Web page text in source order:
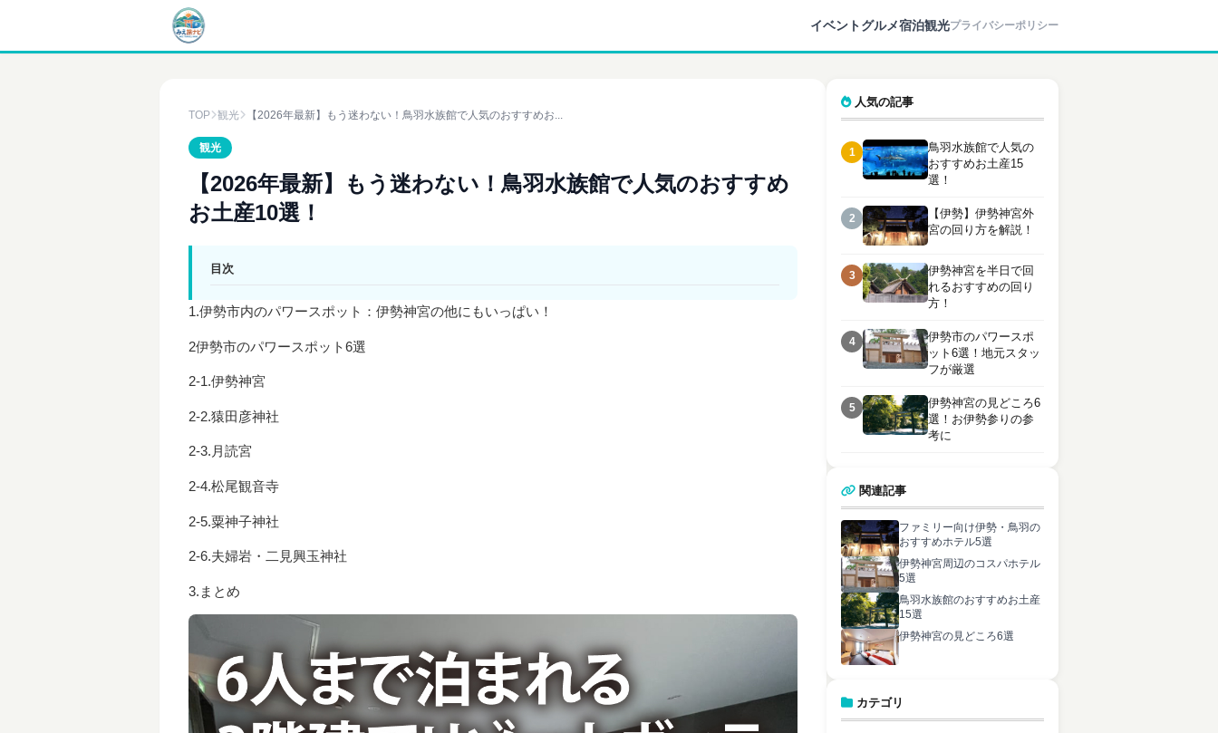
イベントグルメ宿泊観光プライバシーポリシー
TOP 観光 【2026年最新】もう迷わない！鳥羽水族館で人気のおすすめお...
観光
【2026年最新】もう迷わない！鳥羽水族館で人気のおすすめ
お土産10選！
目次
1.伊勢市内のパワースポット：伊勢神宮の他にもいっぱい！
2伊勢市のパワースポット6選
2-1.伊勢神宮
2-2.猿田彦神社
2-3.月読宮
2-4.松尾観音寺
2-5.粟神子神社
2-6.夫婦岩・二見興玉神社
3.まとめ
人気の記事
1
鳥羽水族館で人気の
おすすめお土産15
選！
2
【伊勢】伊勢神宮外
宮の回り方を解説！
3
伊勢神宮を半日で回
れるおすすめの回り
方！
4
伊勢市のパワースポ
ット6選！地元スタッ
フが厳選
5
伊勢神宮の見どころ6
選！お伊勢参りの参
考に
関連記事
ファミリー向け伊勢・鳥羽の
おすすめホテル5選
伊勢神宮周辺のコスパホテル
5選
鳥羽水族館のおすすめお土産
15選
伊勢神宮の見どころ6選
カテゴリ